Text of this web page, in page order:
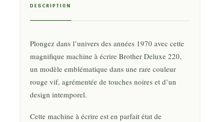
DESCRIPTION
Plongez dans l’univers des années 1970 avec cette
magnifique machine à écrire Brother Deluxe 220,
un modèle emblématique dans une rare couleur
rouge vif, agrémentée de touches noires et d’un
design intemporel.
Cette machine à écrire est en parfait état de